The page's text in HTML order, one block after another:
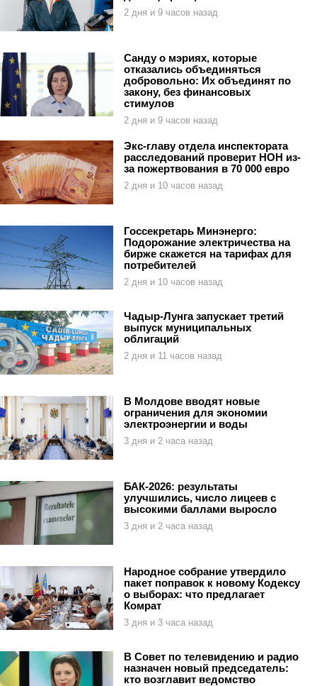
2 дня и 9 часов назад
Санду о мэриях, которые
отказались объединяться
добровольно: Их объединят по
закону, без финансовых
стимулов
2 дня и 9 часов назад
Экс-главу отдела инспектората
расследований проверит НОН из-
за пожертвования в 70 000 евро
2 дня и 10 часов назад
Госсекретарь Минэнерго:
Подорожание электричества на
бирже скажется на тарифах для
потребителей
2 дня и 10 часов назад
Чадыр-Лунга запускает третий
выпуск муниципальных
облигаций
2 дня и 11 часов назад
В Молдове вводят новые
ограничения для экономии
электроэнергии и воды
3 дня и 2 часа назад
БАК-2026: результаты
улучшились, число лицеев с
высокими баллами выросло
3 дня и 2 часа назад
Народное собрание утвердило
пакет поправок к новому Кодексу
о выборах: что предлагает
Комрат
3 дня и 3 часа назад
В Совет по телевидению и радио
назначен новый председатель:
кто возглавит ведомство